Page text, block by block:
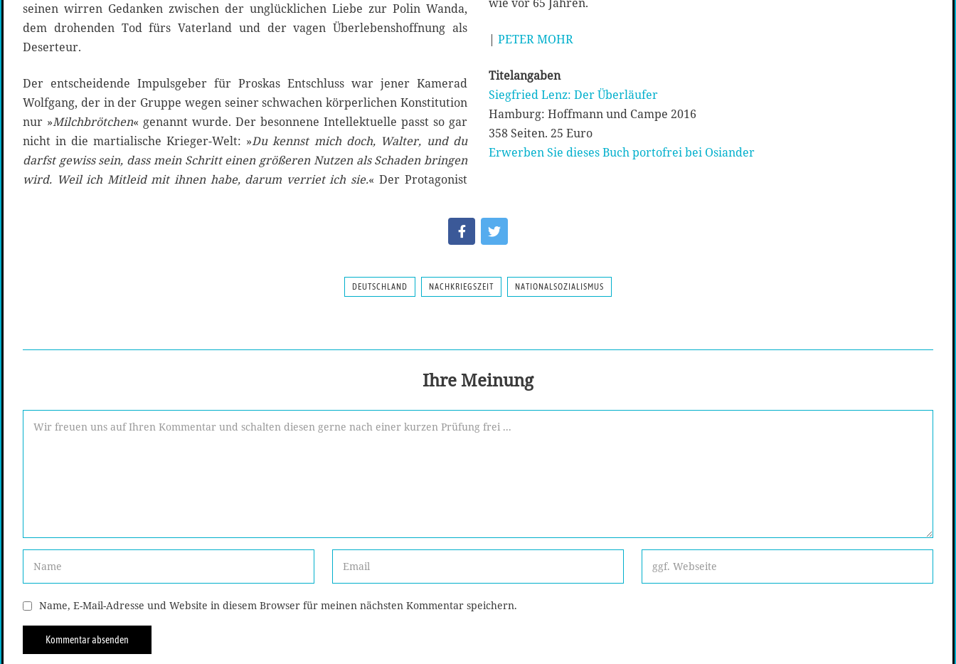
seinen wirren Gedanken zwischen der unglücklichen Liebe zur Polin Wanda,
dem drohenden Tod fürs Vaterland und der vagen Überlebenshoffnung als
Deserteur.
Der entscheidende Impulsgeber für Proskas Entschluss war jener Kamerad
Wolfgang, der in der Gruppe wegen seiner schwachen körperlichen Konstitution
nur »Milchbrötchen« genannt wurde. Der besonnene Intellektuelle passt so gar
nicht in die martialische Krieger-Welt: »Du kennst mich doch, Walter, und du
darfst gewiss sein, dass mein Schritt einen größeren Nutzen als Schaden bringen
wird. Weil ich Mitleid mit ihnen habe, darum verriet ich sie.« Der Protagonist
wie vor 65 Jahren.
| PETER MOHR
Titelangaben
Siegfried Lenz: Der Überläufer
Hamburg: Hoffmann und Campe 2016
358 Seiten. 25 Euro
Erwerben Sie dieses Buch portofrei bei Osiander
DEUTSCHLAND NACHKRIEGSZEIT NATIONALSOZIALISMUS
Ihre Meinung
Name, E-Mail-Adresse und Website in diesem Browser für meinen nächsten Kommentar speichern.